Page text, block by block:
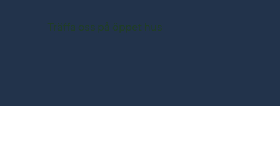
Träffa oss på öppet hus